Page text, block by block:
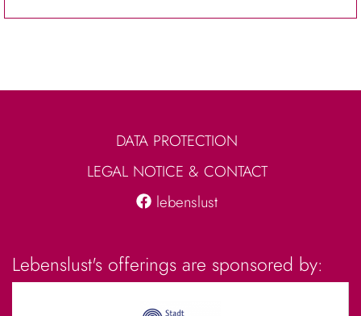
DATA PROTECTION
LEGAL NOTICE & CONTACT
lebenslust
Lebenslust's offerings are sponsored by: